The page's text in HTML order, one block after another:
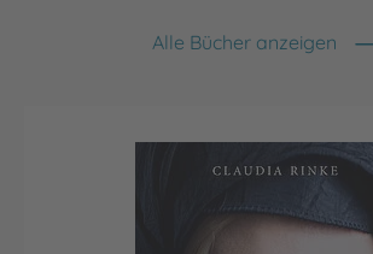
Alle Bücher anzeigen